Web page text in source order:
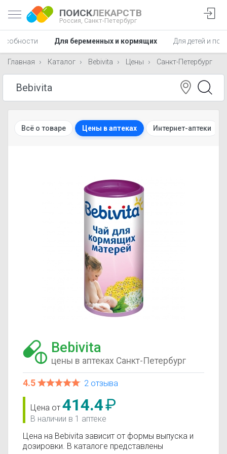
ПОИСКЛЕКАРСТВ
Россия, Санкт-Петербург
Для беременных и кормящих Для детей и
Главная Каталог Bebivita Цены Санкт-Петербург
Всё о товаре Цены в аптеках Интернет-аптеки
Bebivita
цены в аптеках Санкт-Петербург
4.5 2 отзыва
Цена от 414.4₽
В наличии в 1 аптеке
Цена на Bebivita зависит от формы выпуска и
дозировки. В каталоге представлены